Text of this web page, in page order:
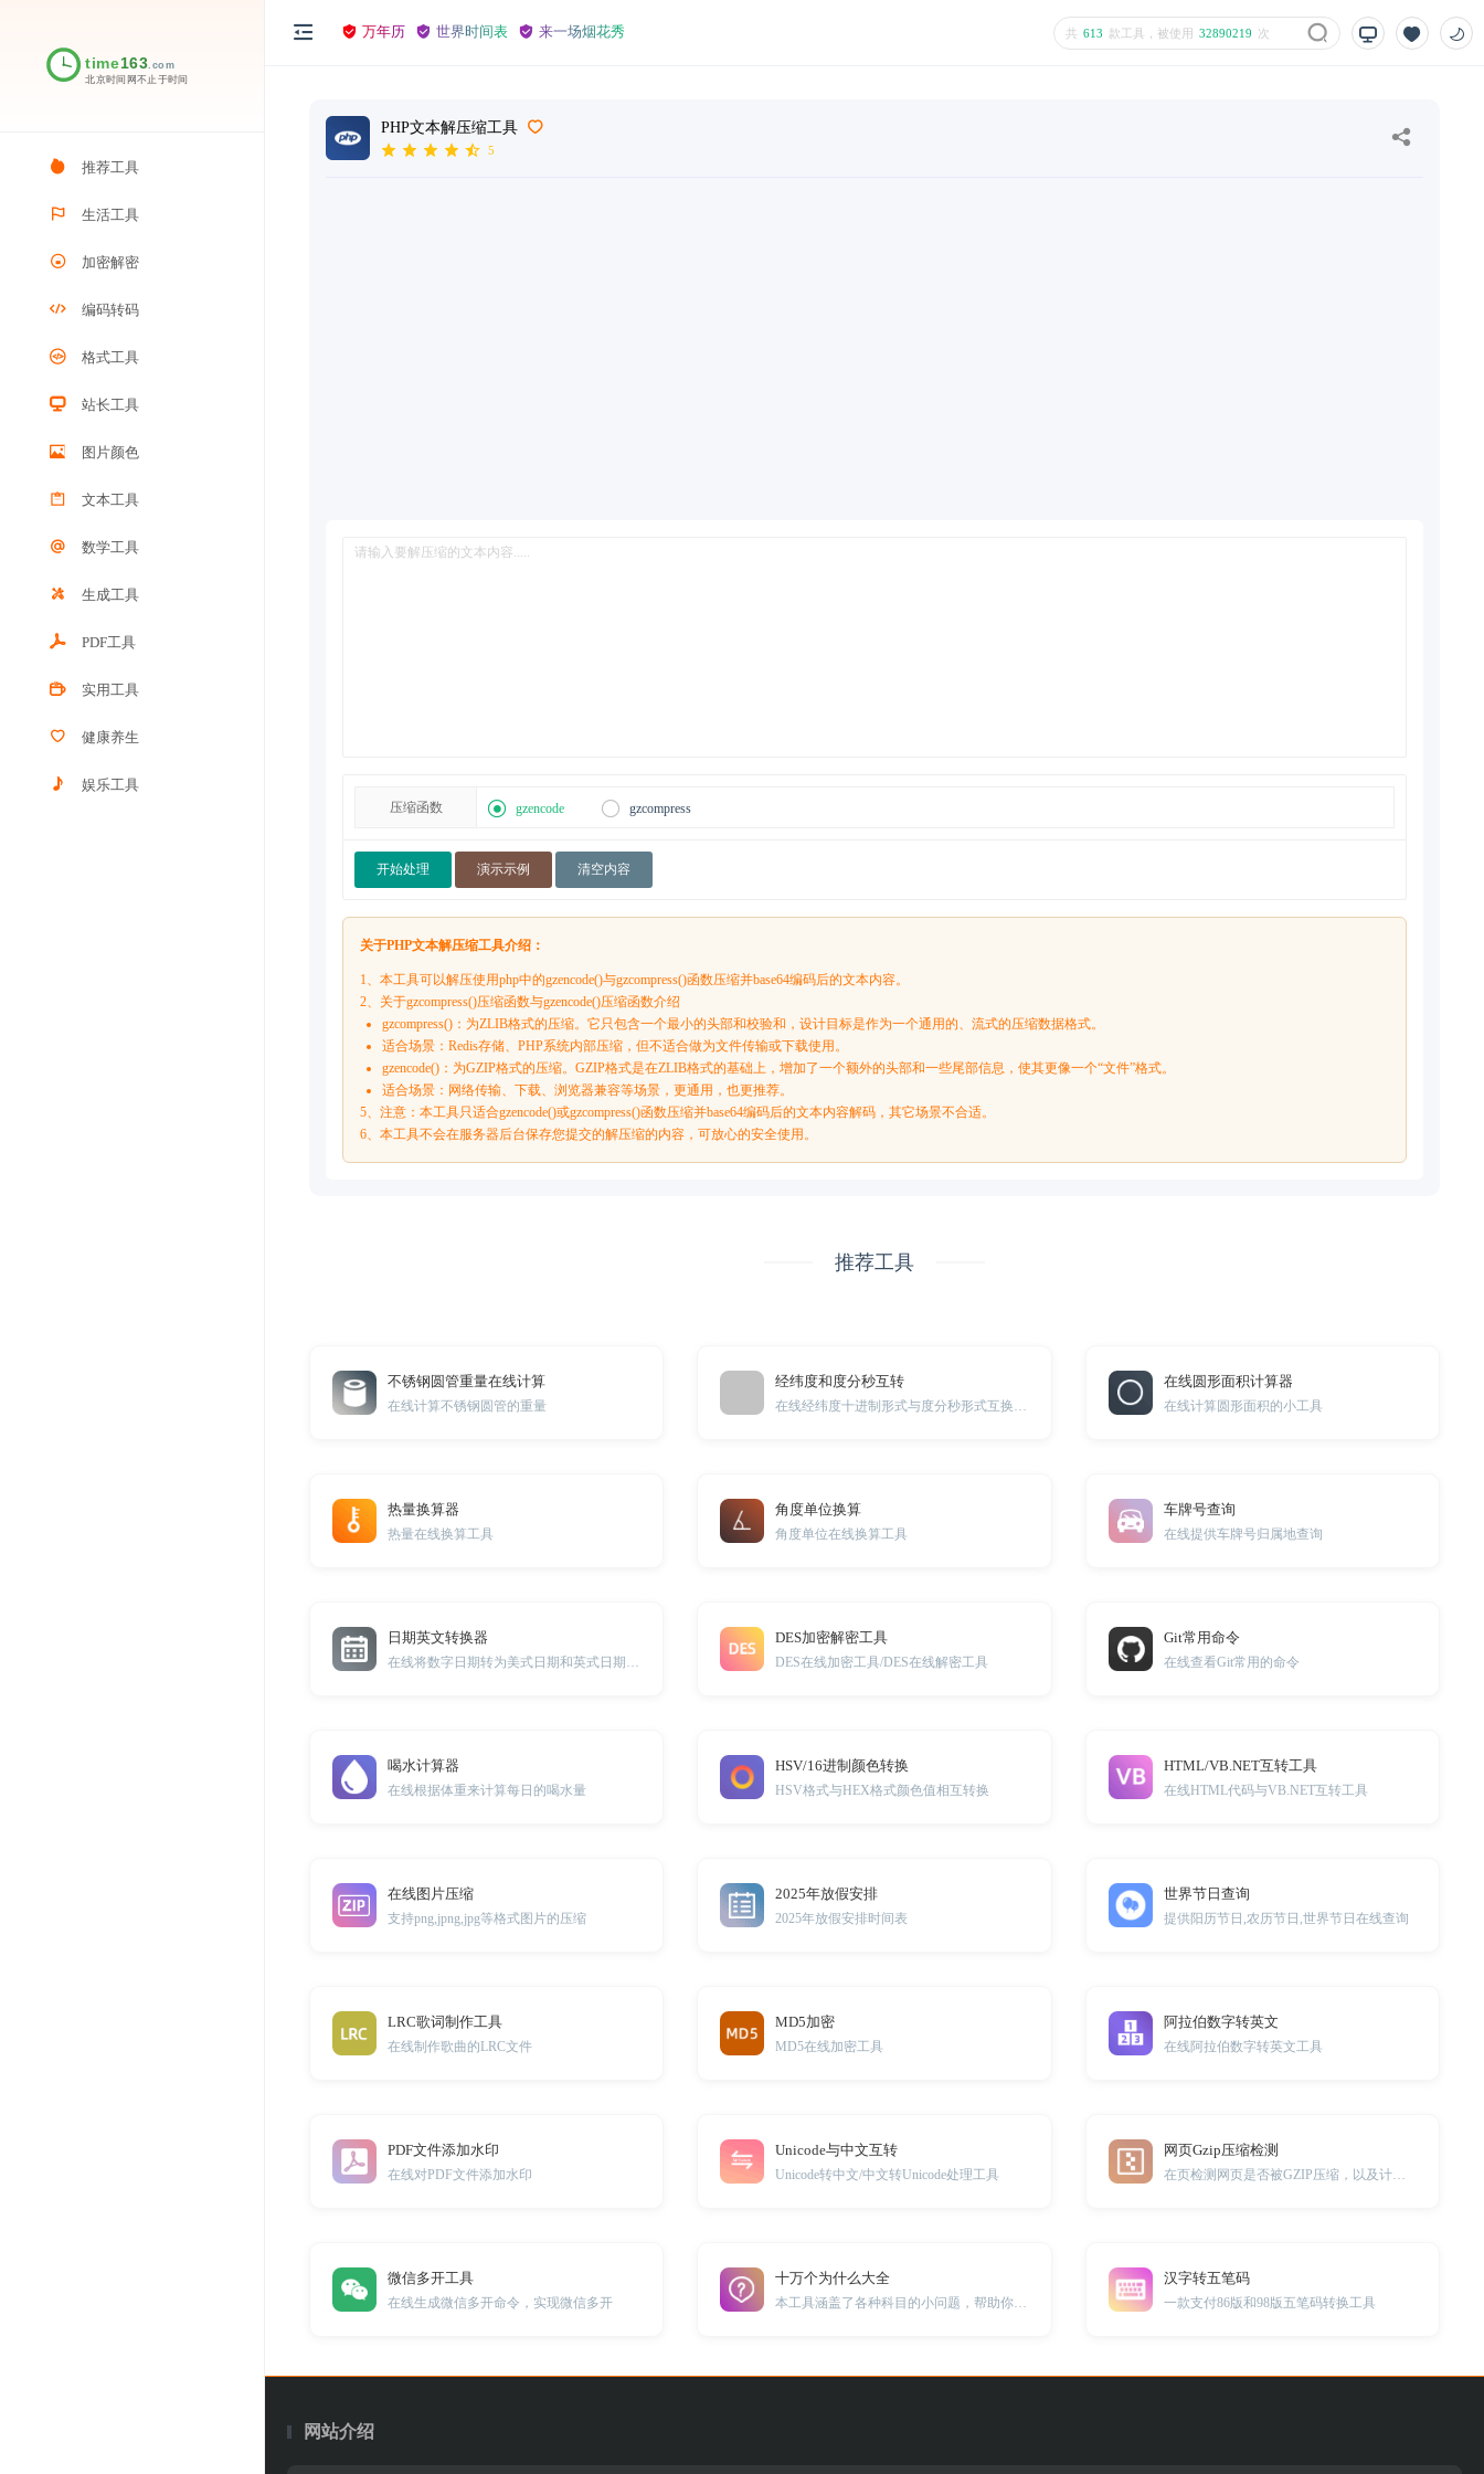
推荐工具
生活工具
加密解密
编码转码
格式工具
站长工具
图片颜色
文本工具
数学工具
生成工具
PDF工具
实用工具
健康养生
娱乐工具
万年历 世界时间表 来一场烟花秀 共 613 款工具，被使用 32890219 次
PHP文本解压缩工具
5
压缩函数 gzencode gzcompress
开始处理 演示示例 清空内容
关于PHP文本解压缩工具介绍：
1、本工具可以解压使用php中的gzencode()与gzcompress()函数压缩并base64编码后的文本内容。
2、关于gzcompress()压缩函数与gzencode()压缩函数介绍
gzcompress()：为ZLIB格式的压缩。它只包含一个最小的头部和校验和，设计目标是作为一个通用的、流式的压缩数据格式。
适合场景：Redis存储、PHP系统内部压缩，但不适合做为文件传输或下载使用。
gzencode()：为GZIP格式的压缩。GZIP格式是在ZLIB格式的基础上，增加了一个额外的头部和一些尾部信息，使其更像一个“文件”格式。
适合场景：网络传输、下载、浏览器兼容等场景，更通用，也更推荐。
5、注意：本工具只适合gzencode()或gzcompress()函数压缩并base64编码后的文本内容解码，其它场景不合适。
6、本工具不会在服务器后台保存您提交的解压缩的内容，可放心的安全使用。
推荐工具
不锈钢圆管重量在线计算
在线计算不锈钢圆管的重量
经纬度和度分秒互转 在线圆形面积计算器
在线计算圆形面积的小工具
热量换算器
热量在线换算工具
角度单位换算
角度单位在线换算工具
车牌号查询
在线提供车牌号归属地查询
日期英文转换器 DES加密解密工具
DES在线加密工具/DES在线解密工具
Git常用命令
在线查看Git常用的命令
喝水计算器
在线根据体重来计算每日的喝水量
HSV/16进制颜色转换
HSV格式与HEX格式颜色值相互转换
HTML/VB.NET互转工具
在线HTML代码与VB.NET互转工具
在线图片压缩
支持png,jpng,jpg等格式图片的压缩
2025年放假安排
2025年放假安排时间表
世界节日查询
提供阳历节日,农历节日,世界节日在线查询
LRC歌词制作工具
在线制作歌曲的LRC文件
MD5加密
MD5在线加密工具
阿拉伯数字转英文
在线阿拉伯数字转英文工具
PDF文件添加水印
在线对PDF文件添加水印
Unicode与中文互转
Unicode转中文/中文转Unicode处理工具
网页Gzip压缩检测
在页检测网页是否被GZIP压缩，以及计算压缩率的大小
微信多开工具
在线生成微信多开命令，实现微信多开
十万个为什么大全 汉字转五笔码
一款支付86版和98版五笔码转换工具
网站介绍